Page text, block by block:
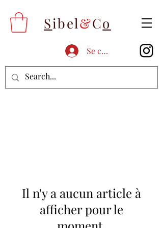
Sibel&Co
Se connecter
Il n'y a aucun article à
afficher pour le